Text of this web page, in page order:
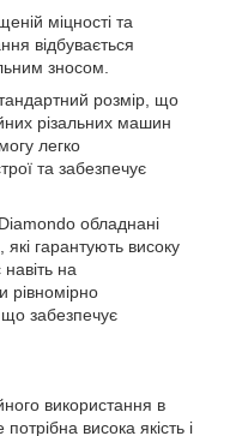
міцності та
відбувається
зносом.
розмір, що
різальних машин
легко
та забезпечує
обладнані
гарантують високу
на
рівномірно
що забезпечує
використання в
висока якість і